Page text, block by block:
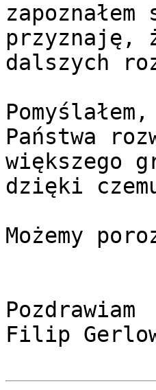
przyznaję,
dalszych
Państwa
większego
dzięki
Możemy
Pozdrawiam
Filip